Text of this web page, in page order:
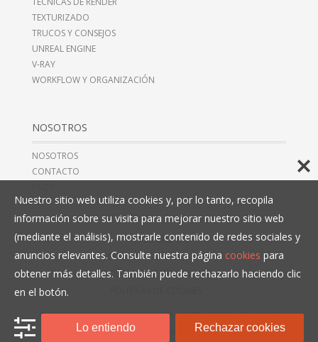
TEXTURIZADO
TRUCOS Y CONSEJOS
UNREAL ENGINE
V-RAY
WORKFLOW Y ORGANIZACIÓN
NOSOTROS
NOSOTROS
CONTACTO
AVISO LEGAL
TÉRMINOS Y CONDICIONES
POLÍTICAS DE PRIVACIDAD
© COPYRIGHT 2016, 3D COLLECTIVE, CIF B10466993,+34 914 497
279. TODOS LOS DERECHOS RESERVADOS.
Nuestro sitio web utiliza cookies y, por lo tanto, recopila
información sobre su visita para mejorar nuestro sitio web
(mediante el análisis), mostrarle contenido de redes sociales y
anuncios relevantes. Consulte nuestra página cookies para
obtener más detalles. También puede rechazarlo haciendo clic
en el botón.
Lo entiendo Rechazar cookies